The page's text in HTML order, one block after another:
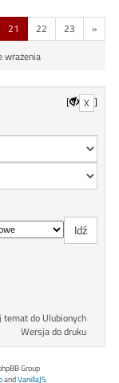
21 22 23 »
wrażenia
[ X ]
temat do Ulubionych
Wersja do druku
Group
andVanillaJS.